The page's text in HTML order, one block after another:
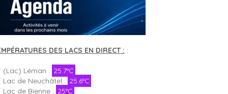
DES LACS EN DIRECT : :
(Lac) Léman : 25.7°C
Lac de Neuchâtel : 25.6°C
Lac de Bienne : 25°C